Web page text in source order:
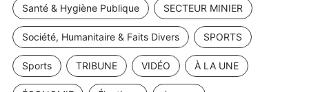
Santé & Hygiène Publique SECTEUR MINIER
Société, Humanitaire & Faits Divers SPORTS
Sports TRIBUNE VIDÉO À LA UNE